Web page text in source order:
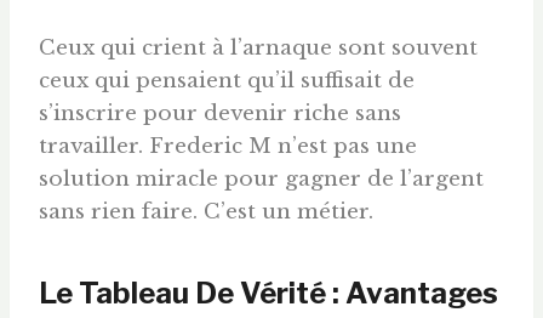
Ceux qui crient à l’arnaque sont souvent
ceux qui pensaient qu’il suffisait de
s’inscrire pour devenir riche sans
travailler. Frederic M n’est pas une
solution miracle pour gagner de l’argent
sans rien faire. C’est un métier.
Le Tableau De Vérité : Avantages